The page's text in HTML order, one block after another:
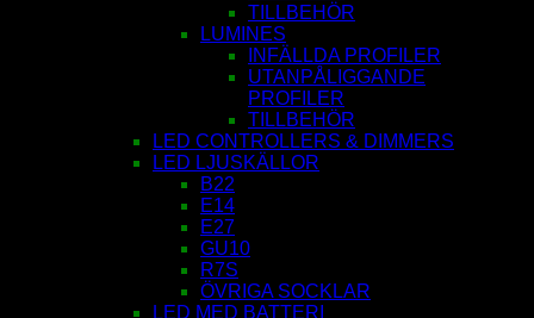
TILLBEHÖR
LUMINES
INFÄLLDA PROFILER
UTANPÅLIGGANDE
PROFILER
TILLBEHÖR
LED CONTROLLERS & DIMMERS
LED LJUSKÄLLOR
B22
E14
E27
GU10
R7S
ÖVRIGA SOCKLAR
LED MED BATTERI